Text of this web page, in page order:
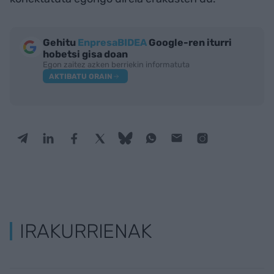
Gehitu EnpresaBIDEA Google-ren iturri
hobetsi gisa doan
Egon zaitez azken berriekin informatuta
AKTIBATU ORAIN
IRAKURRIENAK